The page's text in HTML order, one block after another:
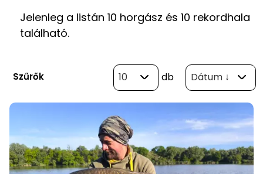
Jelenleg a listán 10 horgász és 10 rekordhala
található.
Szűrők 10 db Dátum ↓